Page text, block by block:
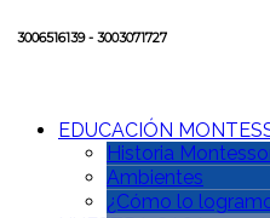
3006516139 - 3003071727
EDUCACIÓN
Historia
Ambientes
¿Cómo lo